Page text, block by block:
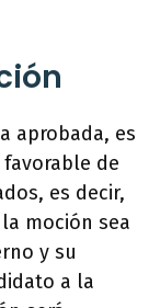
aprobada, es
de
es decir,
moción sea
y su
a la